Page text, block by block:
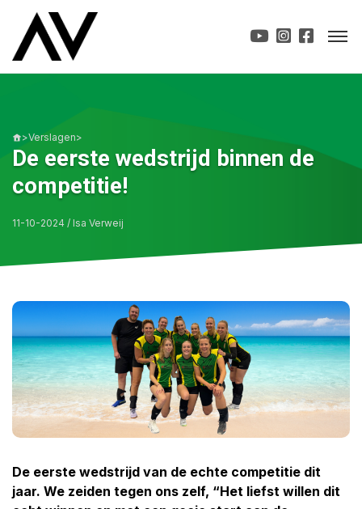
>Verslagen>
De eerste wedstrijd binnen de
competitie!
11-10-2024 / Isa Verweij
De eerste wedstrijd van de echte competitie dit
jaar. We zeiden tegen ons zelf, “Het liefst willen dit